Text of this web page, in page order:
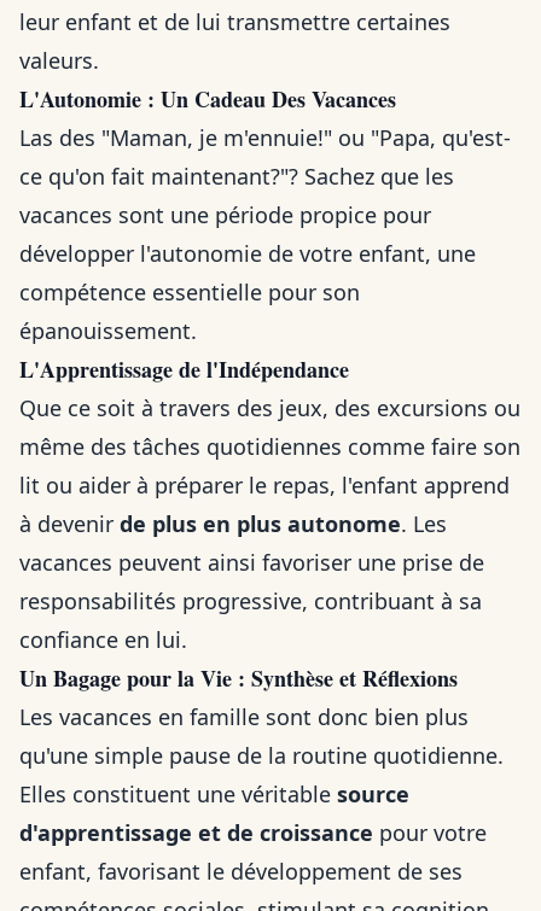
leur enfant et de lui transmettre certaines
valeurs.
L'Autonomie : Un Cadeau Des Vacances
Las des "Maman, je m'ennuie!" ou "Papa, qu'est-
ce qu'on fait maintenant?"? Sachez que les
vacances sont une période propice pour
développer l'autonomie de votre enfant, une
compétence essentielle pour son
épanouissement.
L'Apprentissage de l'Indépendance
Que ce soit à travers des jeux, des excursions ou
même des tâches quotidiennes comme faire son
lit ou aider à préparer le repas, l'enfant apprend
à devenir de plus en plus autonome. Les
vacances peuvent ainsi favoriser une prise de
responsabilités progressive, contribuant à sa
confiance en lui.
Un Bagage pour la Vie : Synthèse et Réflexions
Les vacances en famille sont donc bien plus
qu'une simple pause de la routine quotidienne.
Elles constituent une véritable source
d'apprentissage et de croissance pour votre
enfant, favorisant le développement de ses